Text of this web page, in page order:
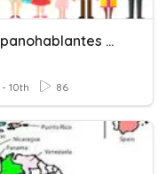
Los Paises Hispanohablantes Capitales Y Nacionalidades:Centr
10th 86